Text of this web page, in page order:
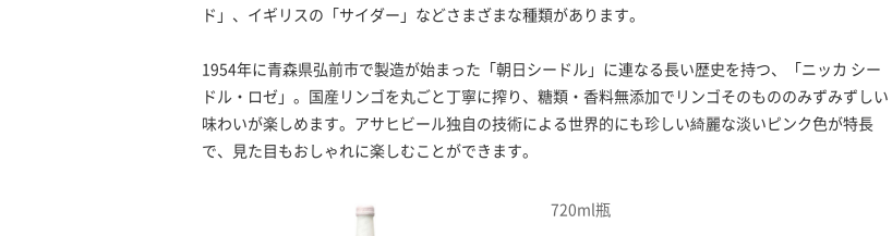
ド」、イギリスの「サイダー」などさまざまな種類があります。
1954年に青森県弘前市で製造が始まった「朝日シードル」に連なる長い歴史を持つ、「ニッカ シー
ドル・ロゼ」。国産リンゴを丸ごと丁寧に搾り、糖類・香料無添加でリンゴそのもののみずみずしい
味わいが楽しめます。アサヒビール独自の技術による世界的にも珍しい綺麗な淡いピンク色が特長
で、見た目もおしゃれに楽しむことができます。
720ml瓶